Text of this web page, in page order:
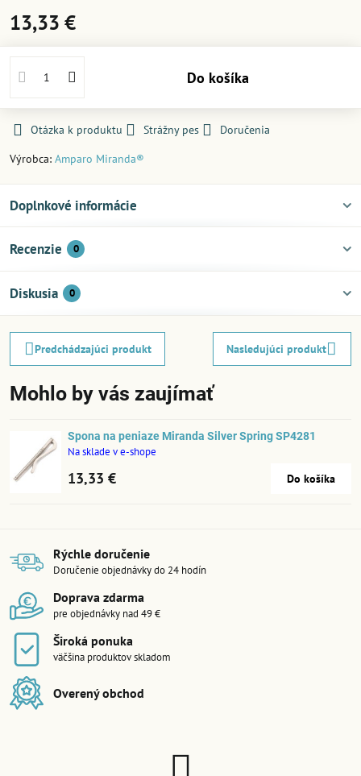
13,33 €
Do košíka
Otázka k produktu Strážny pes
Doručenia
Výrobca: Amparo Miranda®
Doplnkové informácie
Recenzie 0
Diskusia 0
Predchádzajúci produkt Nasledujúci produkt
Mohlo by vás zaujímať
Spona na peniaze Miranda Silver Spring SP4281
Na sklade v e-shope
13,33 € Do košíka
Rýchle doručenie
Doručenie objednávky do 24 hodín
Doprava zdarma
pre objednávky nad 49 €
Široká ponuka
väčšina produktov skladom
Overený obchod